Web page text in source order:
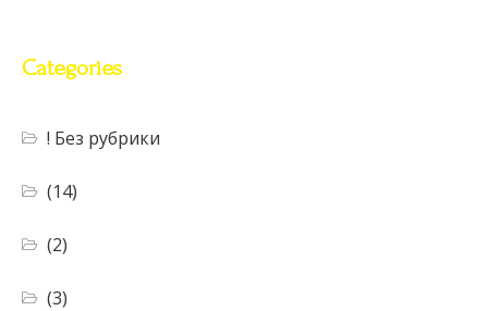
Categories
! Без рубрики
(14)
(2)
(3)